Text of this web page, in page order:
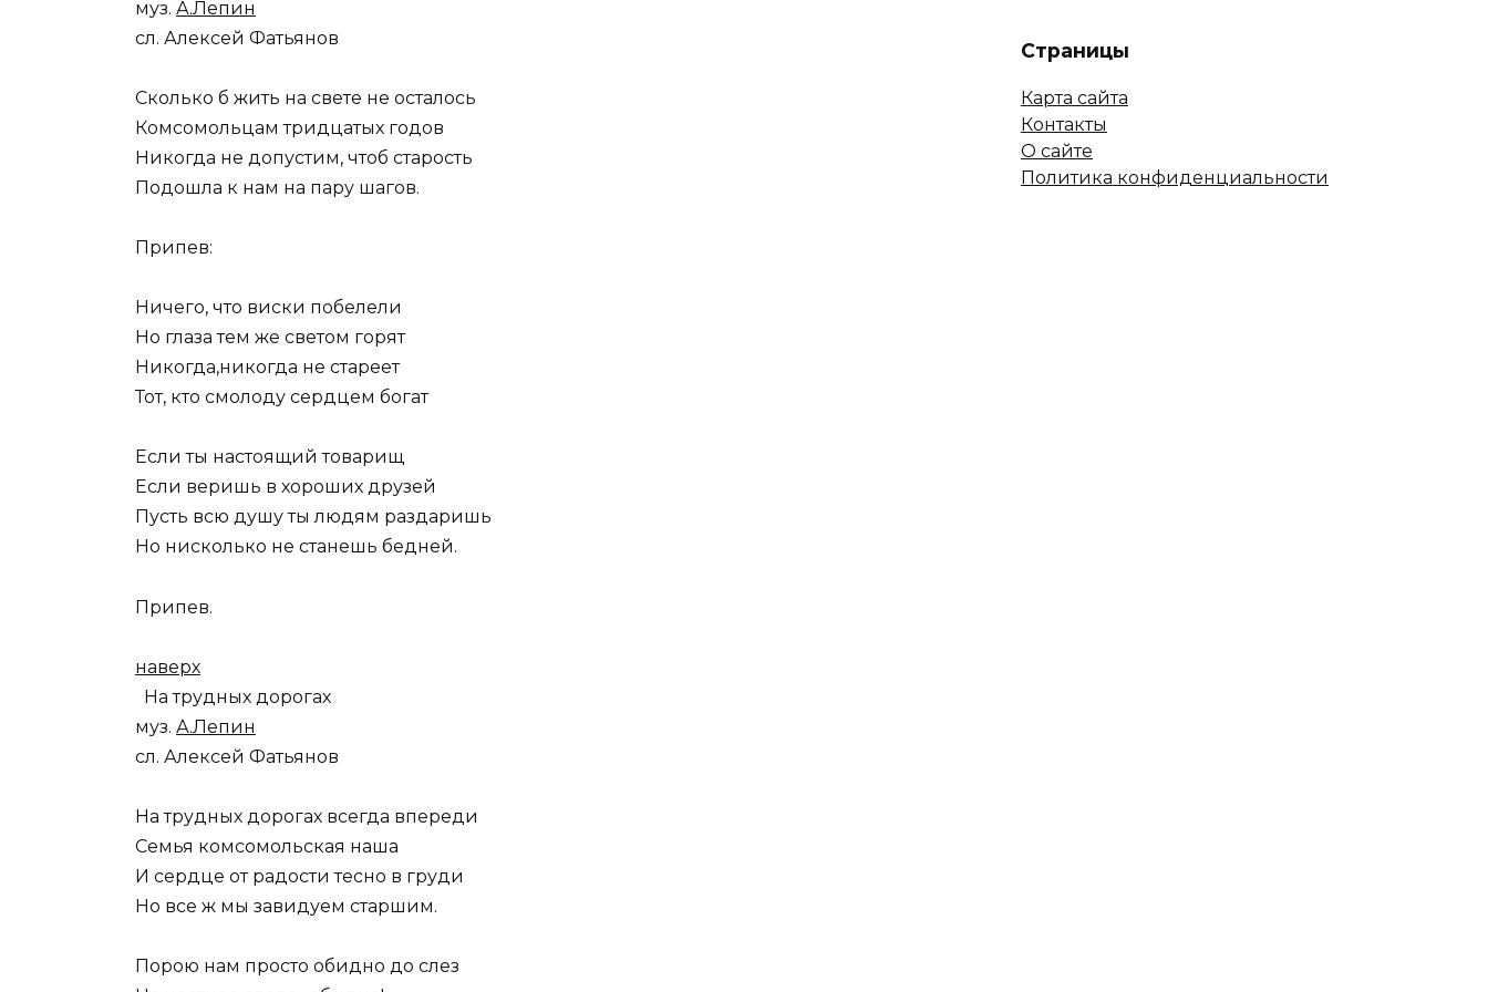
муз. А.Лепин
сл. Алексей Фатьянов
Сколько б жить на свете не осталось
Комсомольцам тридцатых годов
Никогда не допустим, чтоб старость
Подошла к нам на пару шагов.
Припев:
Ничего, что виски побелели
Но глаза тем же светом горят
Никогда,никогда не стареет
Тот, кто смолоду сердцем богат
Если ты настоящий товарищ
Если веришь в хороших друзей
Пусть всю душу ты людям раздаришь
Но нисколько не станешь бедней.
Припев.
наверх
На трудных дорогах
муз. А.Лепин
сл. Алексей Фатьянов
На трудных дорогах всегда впереди
Семья комсомольская наша
И сердце от радости тесно в груди
Но все ж мы завидуем старшим.
Порою нам просто обидно до слез
Страницы
Карта сайта
Контакты
О сайте
Политика конфиденциальности